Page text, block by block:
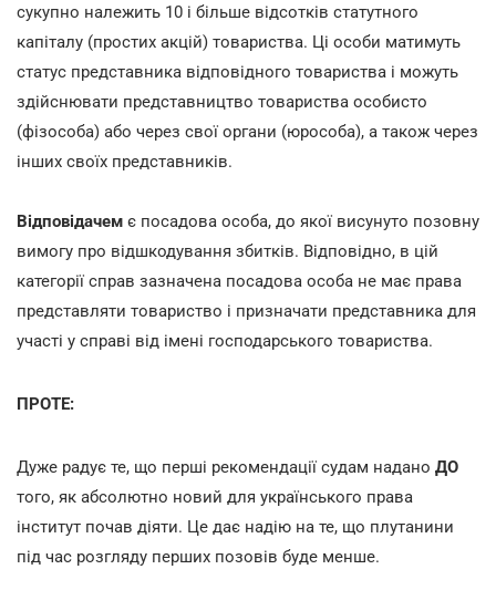
сукупно належить 10 і більше відсотків статутного
капіталу (простих акцій) товариства. Ці особи матимуть
статус представника відповідного товариства і можуть
здійснювати представництво товариства особисто
(фізособа) або через свої органи (юрособа), а також через
інших своїх представників.
Відповідачем є посадова особа, до якої висунуто позовну
вимогу про відшкодування збитків. Відповідно, в цій
категорії справ зазначена посадова особа не має права
представляти товариство і призначати представника для
участі у справі від імені господарського товариства.
ПРОТЕ:
Дуже радує те, що перші рекомендації судам надано ДО
того, як абсолютно новий для українського права
інститут почав діяти. Це дає надію на те, що плутанини
під час розгляду перших позовів буде менше.